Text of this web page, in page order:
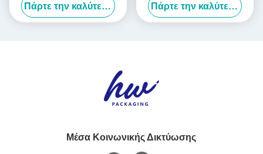
πτυσσόμενα κουτιά
συσκευασίας
Πάρτε την καλύτερη τιμή
λευκά αναδιπλούμενα
κιβώτια
Πάρτε την καλύτερη τιμή
Μέσα Κοινωνικής Δικτύωσης